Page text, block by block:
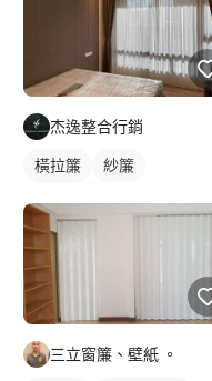
杰逸整合行銷
橫拉簾
紗簾
三立窗簾、壁紙 。